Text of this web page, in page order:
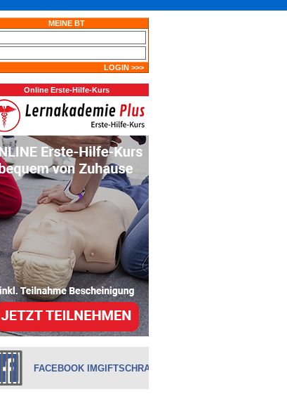
Online Erste-Hilfe-Kurs